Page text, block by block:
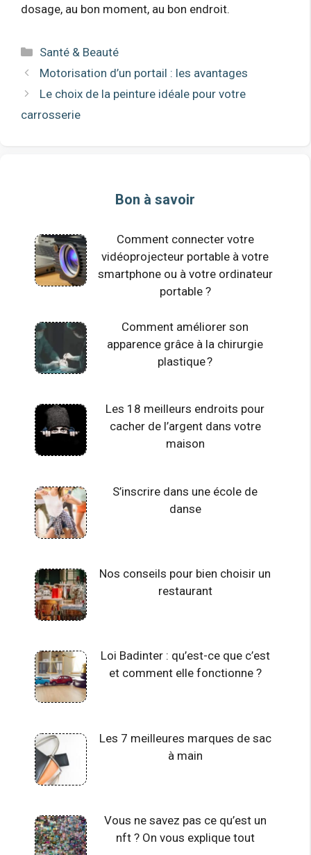
dosage, au bon moment, au bon endroit.
Catégories
Santé & Beauté
Motorisation d’un portail : les avantages
Le choix de la peinture idéale pour votre
carrosserie
Bon à savoir
Comment connecter votre
vidéoprojecteur portable à votre
smartphone ou à votre ordinateur
portable ?
Comment améliorer son
apparence grâce à la chirurgie
plastique ?
Les 18 meilleurs endroits pour
cacher de l’argent dans votre
maison
S’inscrire dans une école de
danse
Nos conseils pour bien choisir un
restaurant
Loi Badinter : qu’est-ce que c’est
et comment elle fonctionne ?
Les 7 meilleures marques de sac
à main
Vous ne savez pas ce qu’est un
nft ? On vous explique tout